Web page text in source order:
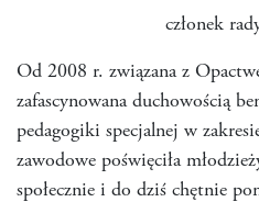
członek
Od 2008 r. związana z
zafascynowana duchowością
pedagogiki specjalnej w
zawodowe poświęciła
społecznie i do dziś chętnie